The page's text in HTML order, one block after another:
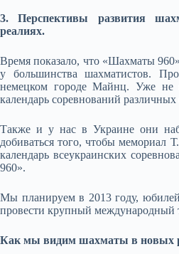
3. Перспективы развития
реалиях.
Время показало, что «Шахматы
у большинства шахматистов.
немецком городе Майнц. Уже
календарь соревнований
Также и у нас в Украине они
добиваться того, чтобы мемориал
календарь всеукраинских
960».
Мы планируем в 2013 году,
провести крупный международный
Как мы видим шахматы в новых